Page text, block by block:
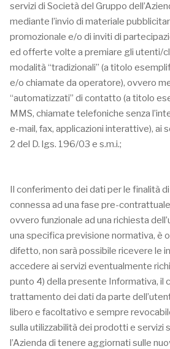
servizi di Società del Gruppo
mediante l’invio di materiale
promozionale e/o di inviti di
ed offerte volte a premiare gli utenti/
modalità “tradizionali” (a titolo
e/o chiamate da operatore), ovvero
“automatizzati” di contatto (a titolo
MMS, chiamate telefoniche senza
e-mail, fax, applicazioni interattive), ai
2 del D. lgs. 196/03 e s.m.i.;
Il conferimento dei dati per le finalità di
connessa ad una fase pre-
ovvero funzionale ad una richiesta
una specifica previsione normativa, è
difetto, non sarà possibile ricevere le
accedere ai servizi eventualmente
punto 4) della presente Informativa, il
trattamento dei dati da parte
libero e facoltativo e sempre
sulla utilizzabilità dei prodotti e servizi
l’Azienda di tenere aggiornati sulle